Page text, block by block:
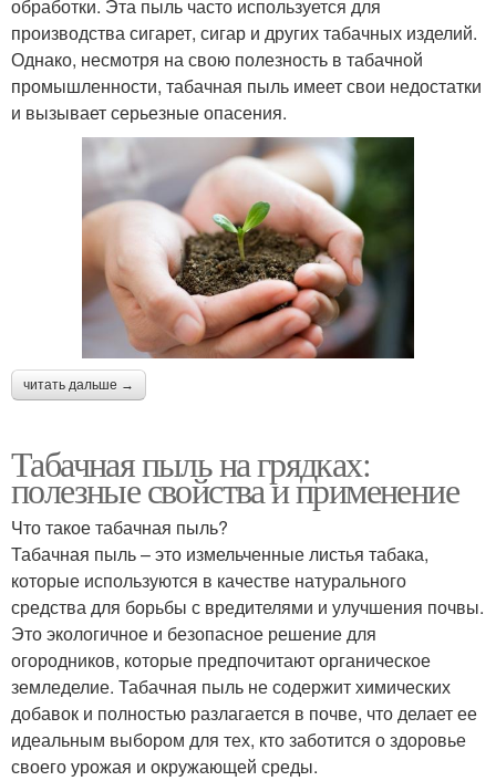
обработки. Эта пыль часто используется для
производства сигарет, сигар и других табачных изделий.
Однако, несмотря на свою полезность в табачной
промышленности, табачная пыль имеет свои недостатки
и вызывает серьезные опасения.
читать дальше →
Табачная пыль на грядках:
полезные свойства и применение
Что такое табачная пыль?
Табачная пыль – это измельченные листья табака,
которые используются в качестве натурального
средства для борьбы с вредителями и улучшения почвы.
Это экологичное и безопасное решение для
огородников, которые предпочитают органическое
земледелие. Табачная пыль не содержит химических
добавок и полностью разлагается в почве, что делает ее
идеальным выбором для тех, кто заботится о здоровье
своего урожая и окружающей среды.